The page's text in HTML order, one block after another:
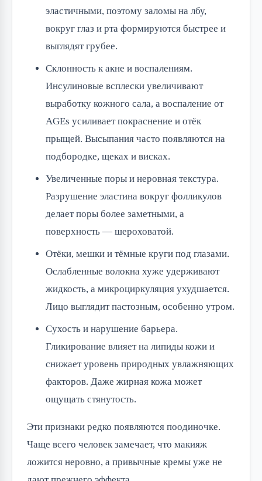
эластичными, поэтому заломы на лбу,
вокруг глаз и рта формируются быстрее и
выглядят грубее.
Склонность к акне и воспалениям.
Инсулиновые всплески увеличивают
выработку кожного сала, а воспаление от
AGEs усиливает покраснение и отёк
прыщей. Высыпания часто появляются на
подбородке, щеках и висках.
Увеличенные поры и неровная текстура.
Разрушение эластина вокруг фолликулов
делает поры более заметными, а
поверхность — шероховатой.
Отёки, мешки и тёмные круги под глазами.
Ослабленные волокна хуже удерживают
жидкость, а микроциркуляция ухудшается.
Лицо выглядит пастозным, особенно утром.
Сухость и нарушение барьера.
Гликирование влияет на липиды кожи и
снижает уровень природных увлажняющих
факторов. Даже жирная кожа может
ощущать стянутость.
Эти признаки редко появляются поодиночке.
Чаще всего человек замечает, что макияж
ложится неровно, а привычные кремы уже не